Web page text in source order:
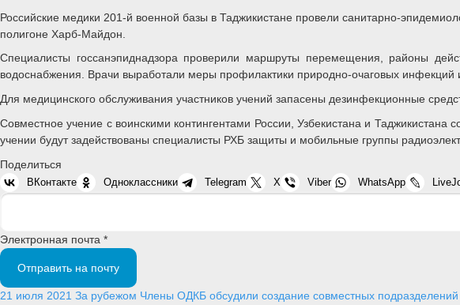
Российские медики 201-й военной базы в Таджикистане провели санитарно-
полигоне Харб-Майдон.
Специалисты госсанэпиднадзора проверили маршруты перемещения, районы
водоснабжения. Врачи выработали меры профилактики природно-очаговых
Для медицинского обслуживания участников учений запасены дезинфекционные
Совместное учение c воинскими контингентами России, Узбекистана и Таджикистана
учении будут задействованы специалисты РХБ защиты и мобильные группы
Поделиться
ВКонтакте Одноклассники Telegram X Viber WhatsApp
Электронная почта *
Отправить на почту
21 июля 2021 За рубежом Члены ОДКБ обсудили создание совместных подразделений